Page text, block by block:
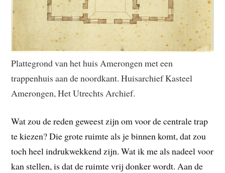
Plattegrond van het huis Amerongen met een
trappenhuis aan de noordkant. Huisarchief Kasteel
Amerongen, Het Utrechts Archief.
Wat zou de reden geweest zijn om voor de centrale trap
te kiezen? Die grote ruimte als je binnen komt, dat zou
toch heel indrukwekkend zijn. Wat ik me als nadeel voor
kan stellen, is dat de ruimte vrij donker wordt. Aan de